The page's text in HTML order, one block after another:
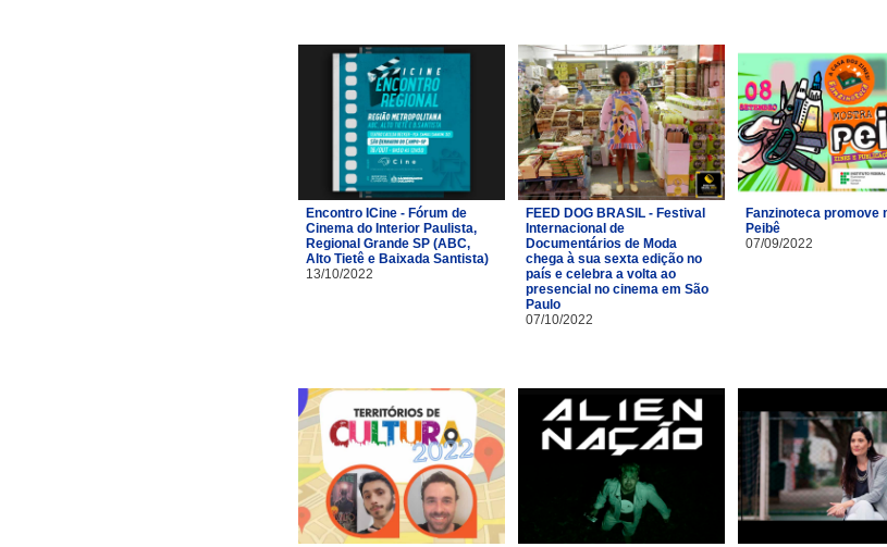
Encontro ICine - Fórum de
Cinema do Interior Paulista,
Regional Grande SP (ABC,
Alto Tietê e Baixada Santista)
13/10/2022
FEED DOG BRASIL - Festival
Internacional de
Documentários de Moda
chega à sua sexta edição no
país e celebra a volta ao
presencial no cinema em São
Paulo
07/10/2022
Fanzinoteca promove
Peibê
07/09/2022